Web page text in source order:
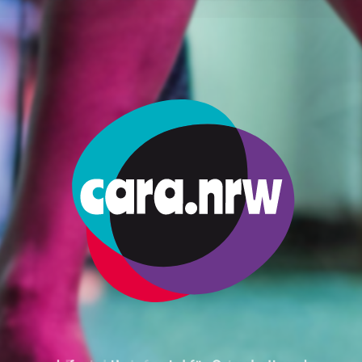
Sağlık Bağımlılık